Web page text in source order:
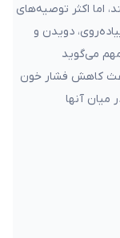
اما اکثر توصیه‌های
دویدن و
می‌گوید
کاهش فشار خون
آنها